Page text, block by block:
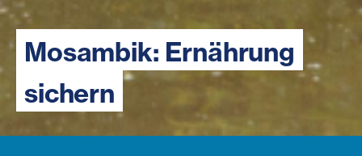
Mosambik: Ernährung
sichern